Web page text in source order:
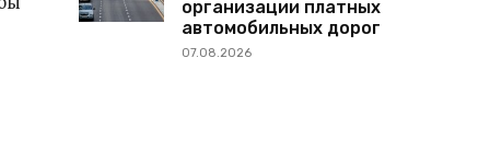
организации платных
автомобильных дорог
07.08.2026